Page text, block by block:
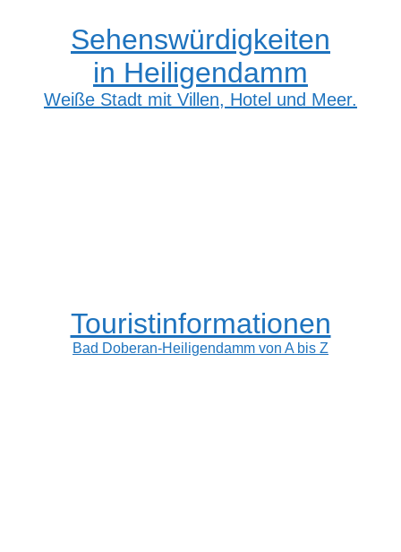
Sehenswürdigkeiten
in Heiligendamm
Weiße Stadt mit Villen, Hotel und Meer.
Touristinformationen
Bad Doberan-Heiligendamm von A bis Z